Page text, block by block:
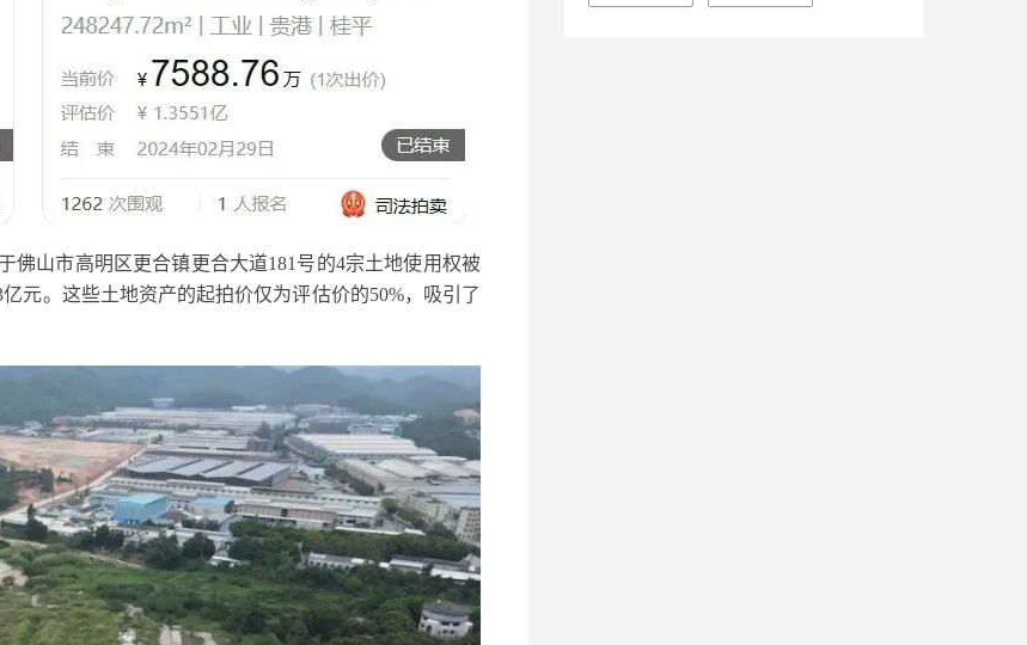
佛山市高明区更合镇更合大道181号的4宗土地使用权被
元。这些土地资产的起拍价仅为评估价的50%，吸引了